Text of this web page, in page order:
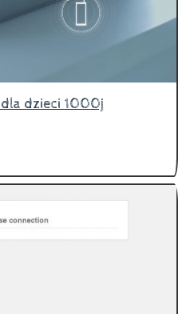
dzieci 1000j